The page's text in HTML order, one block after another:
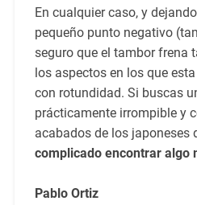
En cualquier caso, y
pequeño punto negativo
seguro que el tambor frena
los aspectos en los que
con rotundidad. Si buscas
prácticamente irrompible y
acabados de los japoneses
complicado encontrar algo
Pablo Ortiz